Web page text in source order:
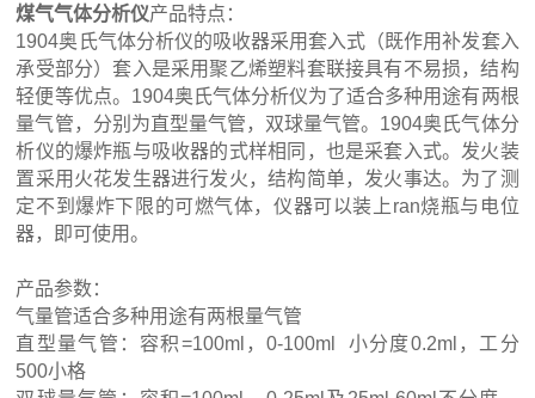
煤气气体分析仪产品特点：
1904奥氏气体分析仪的吸收器采用套入式（既作用补发套入
承受部分）套入是采用聚乙烯塑料套联接具有不易损，结构
轻便等优点。1904奥氏气体分析仪为了适合多种用途有两根
量气管，分别为直型量气管，双球量气管。1904奥氏气体分
析仪的爆炸瓶与吸收器的式样相同，也是采套入式。发火装
置采用火花发生器进行发火，结构简单，发火事达。为了测
定不到爆炸下限的可燃气体，仪器可以装上ran烧瓶与电位
器，即可使用。
产品参数：
气量管适合多种用途有两根量气管
直型量气管： 容积=100ml，0-100ml
小分度0.2ml，工分
500小格